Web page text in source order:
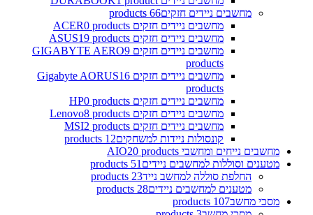
מחשבים ניידים חזקים66 products
מחשבים ניידים חזקים ACER 0 products
מחשבים ניידים חזקים ASUS 19 products
מחשבים ניידים חזקים GIGABYTE AERO 9
products
מחשבים ניידים חזקים Gigabyte AORUS 16
products
מחשבים ניידים חזקים HP 0 products
מחשבים ניידים חזקים Lenovo 8 products
מחשבים ניידים חזקים MSI 2 products
קונסולות ניידות למשחקים12 products
מחשבים נייחים ומחשבי AIO 20 products
מטענים וסוללות למחשבים ניידים 51 products
החלפת סוללה למחשב נייד23 products
מטענים למחשבים ניידים28 products
מסכי מחשב107 products